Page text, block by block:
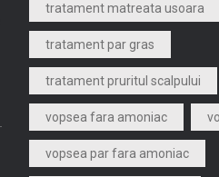
tratament matreata usoara
tratament par gras
tratament pruritul scalpului
vopsea fara amoniac
vopsea par fara amoniac